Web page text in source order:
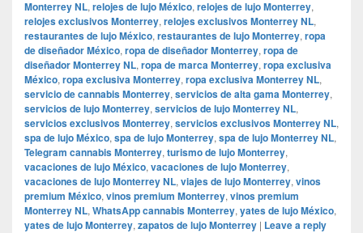
Monterrey NL, relojes de lujo México, relojes de lujo Monterrey,
relojes exclusivos Monterrey, relojes exclusivos Monterrey NL,
restaurantes de lujo México, restaurantes de lujo Monterrey, ropa
de diseñador México, ropa de diseñador Monterrey, ropa de
diseñador Monterrey NL, ropa de marca Monterrey, ropa exclusiva
México, ropa exclusiva Monterrey, ropa exclusiva Monterrey NL,
servicio de cannabis Monterrey, servicios de alta gama Monterrey,
servicios de lujo Monterrey, servicios de lujo Monterrey NL,
servicios exclusivos Monterrey, servicios exclusivos Monterrey NL,
spa de lujo México, spa de lujo Monterrey, spa de lujo Monterrey NL,
Telegram cannabis Monterrey, turismo de lujo Monterrey,
vacaciones de lujo México, vacaciones de lujo Monterrey,
vacaciones de lujo Monterrey NL, viajes de lujo Monterrey, vinos
premium México, vinos premium Monterrey, vinos premium
Monterrey NL, WhatsApp cannabis Monterrey, yates de lujo México,
yates de lujo Monterrey, zapatos de lujo Monterrey | Leave a reply